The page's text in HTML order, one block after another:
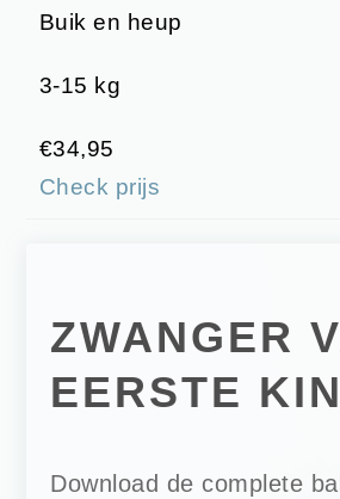
Buik en heup
3-15 kg
€34,95
Check prijs
ZWANGER
EERSTE
Download de complete